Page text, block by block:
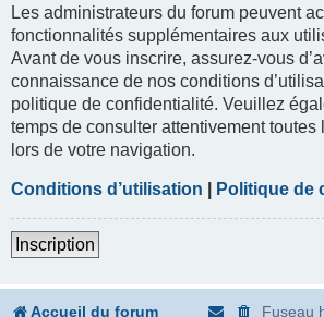
Les administrateurs du forum peuvent
fonctionnalités supplémentaires aux
Avant de vous inscrire, assurez-vous
connaissance de nos conditions
politique de confidentialité. Veuillez
temps de consulter attentivement toutes
lors de votre navigation.
Conditions d’utilisation Politique de
Inscription
Accueil du forum Fuseau